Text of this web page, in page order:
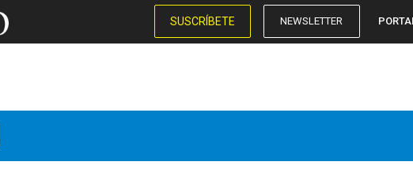
SUSCRÍBETE NEWSLETTER